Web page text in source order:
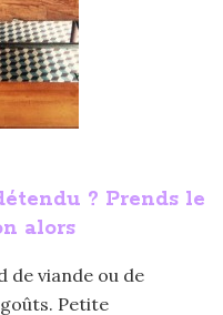
? Prends le
alors
de viande ou de
Petite